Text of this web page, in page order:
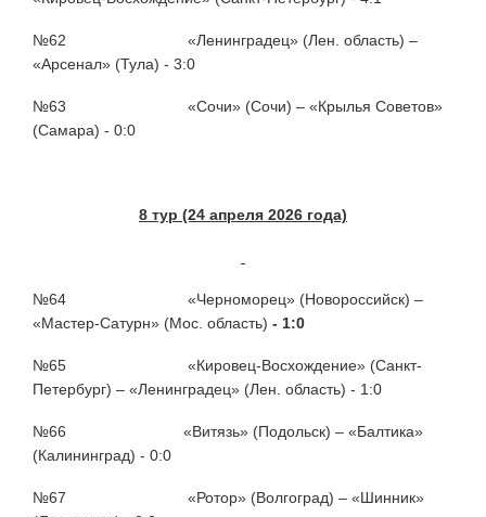
№62 «Ленинградец» (Лен. область) –
«Арсенал» (Тула) - 3:0
№63 «Сочи» (Сочи) – «Крылья Советов»
(Самара) - 0:0
8 тур (24 апреля 2026 года)
№64 «Черноморец» (Новороссийск) –
«Мастер-Сатурн» (Мос. область) - 1:0
№65 «Кировец-Восхождение» (Санкт-
Петербург) – «Ленинградец» (Лен. область) - 1:0
№66 «Витязь» (Подольск) – «Балтика»
(Калининград) - 0:0
№67 «Ротор» (Волгоград) – «Шинник»